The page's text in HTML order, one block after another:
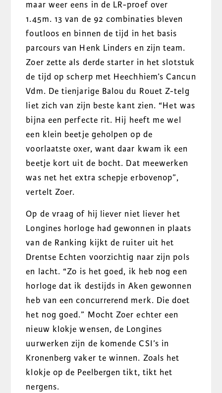
maar weer eens in de LR-proef over
1.45m. 13 van de 92 combinaties bleven
foutloos en binnen de tijd in het basis
parcours van Henk Linders en zijn team.
Zoer zette als derde starter in het slotstuk
de tijd op scherp met Heechhiem’s Cancun
Vdm. De tienjarige Balou du Rouet Z-telg
liet zich van zijn beste kant zien. “Het was
bijna een perfecte rit. Hij heeft me wel
een klein beetje geholpen op de
voorlaatste oxer, want daar kwam ik een
beetje kort uit de bocht. Dat meewerken
was net het extra schepje erbovenop”,
vertelt Zoer.
Op de vraag of hij liever niet liever het
Longines horloge had gewonnen in plaats
van de Ranking kijkt de ruiter uit het
Drentse Echten voorzichtig naar zijn pols
en lacht. “Zo is het goed, ik heb nog een
horloge dat ik destijds in Aken gewonnen
heb van een concurrerend merk. Die doet
het nog goed.” Mocht Zoer echter een
nieuw klokje wensen, de Longines
uurwerken zijn de komende CSI’s in
Kronenberg vaker te winnen. Zoals het
klokje op de Peelbergen tikt, tikt het
nergens.